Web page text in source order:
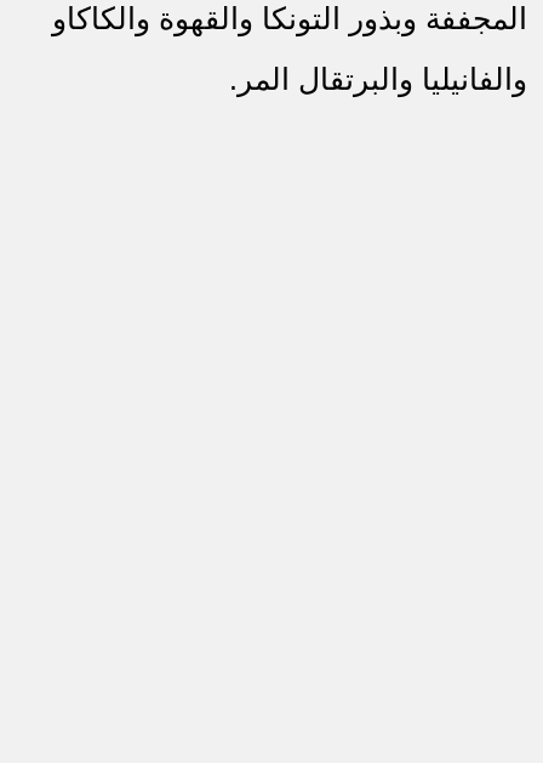
المجففة وبذور التونكا والقهوة والكاكاو
والفانيليا والبرتقال المر.